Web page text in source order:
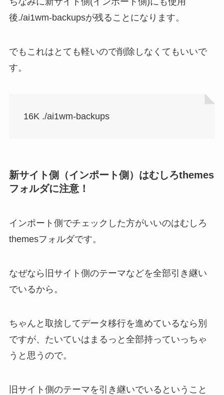
後./ai1wm-backupsが残ることになります。
でもこれはとても軽いので削除しなくてもいいで
す。
16K ./ai1wm-backups
新サイト側（インポート側）はむしろthemes
フォルダに注意！
インポート側でチェックした方がいいのはむしろ
themesフォルダです。
なぜなら旧サイト側のテーマなどを全部引き継い
でいるから。
ちゃんと取捨してデータ移行を進めているなら別
ですが、たいていはまるっと全部持っていっちゃ
うと思うので。
旧サイト側のテーマを引き継いでいるということ